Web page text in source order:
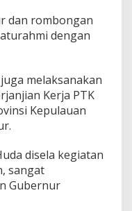
dan rombongan
dengan
melaksanakan
Kerja PTK
Kepulauan
disela kegiatan
sangat
Gubernur